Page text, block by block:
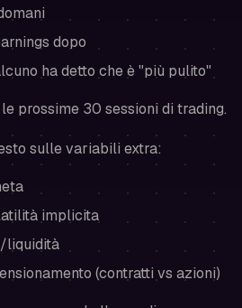
dopo
ha detto che è "più pulito"
prossime 30 sessioni di trading.
sulle variabili extra:
implicita
liquidità
(contratti vs azioni)